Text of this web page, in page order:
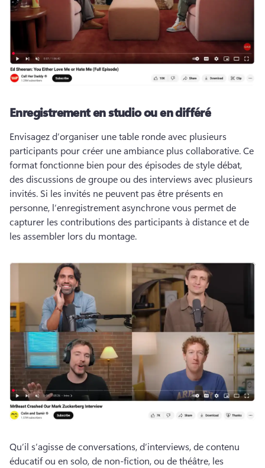
Enregistrement en studio ou en différé
Envisagez d’organiser une table ronde avec plusieurs
participants pour créer une ambiance plus collaborative. Ce
format fonctionne bien pour des épisodes de style débat,
des discussions de groupe ou des interviews avec plusieurs
invités. Si les invités ne peuvent pas être présents en
personne, l’enregistrement asynchrone vous permet de
capturer les contributions des participants à distance et de
les assembler lors du montage.
Qu’il s’agisse de conversations, d’interviews, de contenu
éducatif ou en solo, de non-fiction, ou de théâtre, les